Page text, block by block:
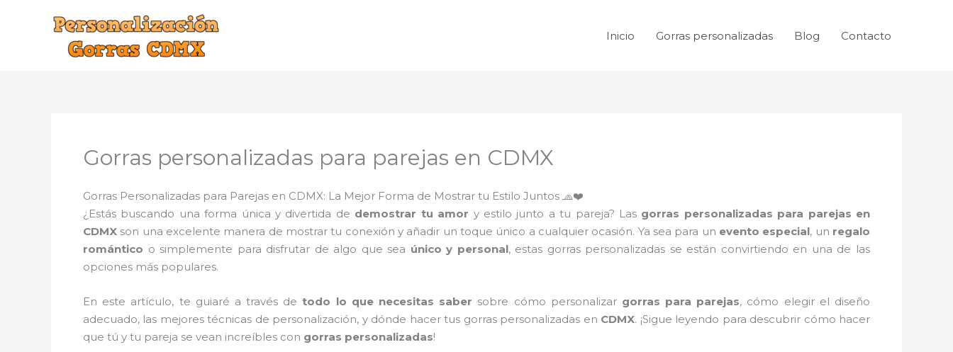
Inicio Gorras personalizadas Blog Contacto
Gorras personalizadas para parejas en CDMX
Gorras Personalizadas para Parejas en CDMX: La Mejor Forma de Mostrar tu Estilo Juntos 🧢❤️
¿Estás buscando una forma única y divertida de demostrar tu amor y estilo junto a tu pareja? Las gorras personalizadas para parejas en
CDMX son una excelente manera de mostrar tu conexión y añadir un toque único a cualquier ocasión. Ya sea para un evento especial, un regalo
romántico o simplemente para disfrutar de algo que sea único y personal, estas gorras personalizadas se están convirtiendo en una de las
opciones más populares.
En este artículo, te guiaré a través detodo lo que necesitas saber sobre cómo personalizar gorras para parejas, cómo elegir el diseño
adecuado, las mejores técnicas de personalización, y dónde hacer tus gorras personalizadas en CDMX. ¡Sigue leyendo para descubrir cómo hacer
que tú y tu pareja se vean increíbles con gorras personalizadas!